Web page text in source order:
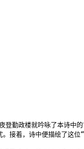
勤政楼就吟咏了本诗
着，诗中便描绘